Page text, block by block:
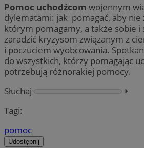
Pomoc uchodźcom wojennym
dylematami: jak pomagać, aby nie
którym pomagamy, a także sobie i
zaradzić kryzysom związanym z
i poczuciem wyobcowania.
do wszystkich, którzy pomagając
potrzebują różnorakiej pomocy.
Słuchaj
⏵︎
Tagi:
pomoc
Udostępnij